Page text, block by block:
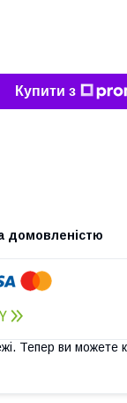
Купити з
домовленістю
Тепер ви можете